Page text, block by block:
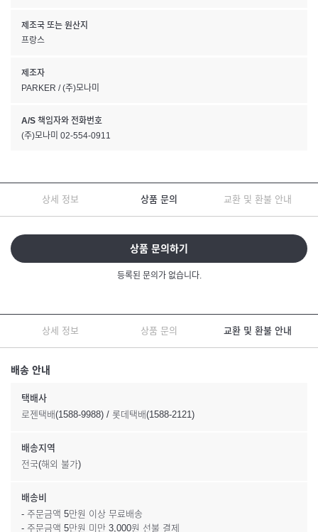
제조국 또는 원산지
프랑스
제조자
PARKER / (주)모나미
A/S 책임자와 전화번호
(주)모나미 02-554-0911
상세 정보 상품 문의 교환 및 환불 안내
상품 문의하기
등록된 문의가 없습니다.
상세 정보 상품 문의 교환 및 환불 안내
배송 안내
택배사
로젠택배(1588-9988) / 롯데택배(1588-2121)
배송지역
전국(해외 불가)
배송비
- 주문금액 5만원 이상 무료배송
- 주문금액 5만원 미만 3,000원 선불 결제